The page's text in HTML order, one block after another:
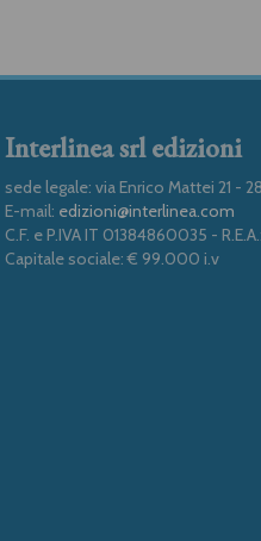
Interlinea srl edizioni
sede legale: via Enrico Mattei 21 -
E-mail: edizioni@interlinea.com
C.F. e P.IVA IT 01384860035 -
Capitale sociale: € 99.000 i.v